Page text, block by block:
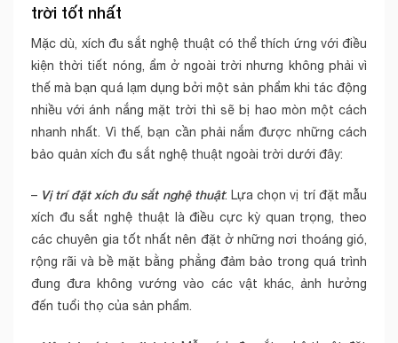
trời tốt nhất
Mặc dù, xích đu sắt nghệ thuật có thể thích ứng với điều
kiện thời tiết nóng, ẩm ở ngoài trời nhưng không phải vì
thế mà bạn quá lạm dụng bởi một sản phẩm khi tác động
nhiều với ánh nắng mặt trời thì sẽ bị hao mòn một cách
nhanh nhất. Vì thế, bạn cần phải nắm được những cách
bảo quản xích đu sắt nghệ thuật ngoài trời dưới đây:
– Vị trí đặt xích đu sắt nghệ thuật: Lựa chọn vị trí đặt mẫu
xích đu sắt nghệ thuật là điều cực kỳ quan trọng, theo
các chuyên gia tốt nhất nên đặt ở những nơi thoáng gió,
rộng rãi và bề mặt bằng phẳng đảm bảo trong quá trình
đung đưa không vướng vào các vật khác, ảnh hưởng
đến tuổi thọ của sản phẩm.